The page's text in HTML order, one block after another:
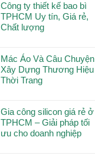
Công ty thiết kế bao bì
TPHCM Uy tín, Giá rẻ,
Chất lượng
Mác Áo Và Câu Chuyện
Xây Dựng Thương Hiệu
Thời Trang
Gia công silicon giá rẻ ở
TPHCM – Giải pháp tối
ưu cho doanh nghiệp